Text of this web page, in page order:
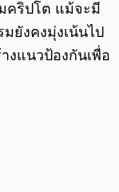
คริปโต แม้จะมี
ยังคงมุ่งเน้นไป
งแนวป้องกันเพื่อ